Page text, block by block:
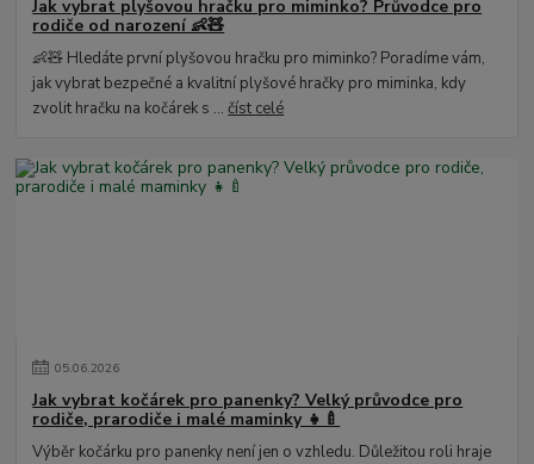
Jak vybrat plyšovou hračku pro miminko? Průvodce pro
rodiče od narození 👶🧸
👶🧸 Hledáte první plyšovou hračku pro miminko? Poradíme vám,
jak vybrat bezpečné a kvalitní plyšové hračky pro miminka, kdy
zvolit hračku na kočárek s ...číst celé
05.06.2026
Jak vybrat kočárek pro panenky? Velký průvodce pro
rodiče, prarodiče i malé maminky 👧🍼
Výběr kočárku pro panenky není jen o vzhledu. Důležitou roli hraje